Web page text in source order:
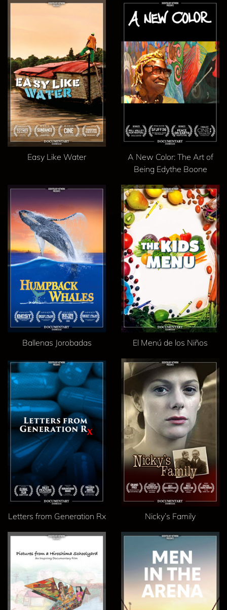
Easy Like Water
A New Color: The Art of
Being Edythe Boone
Ballenas Jorobadas El Menú de los Niños
Letters from Generation Rx Nicky’s Family